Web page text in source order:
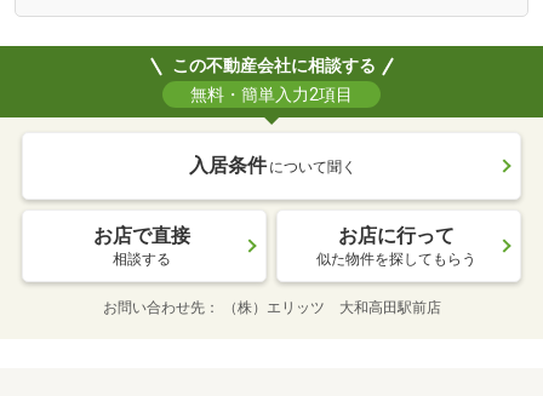
この不動産会社に相談する
無料・簡単入力2項目
入居条件 について聞く
お店で直接
相談する
お店に行って
似た物件を探してもらう
お問い合わせ先 （株）エリッツ 大和高田駅前店